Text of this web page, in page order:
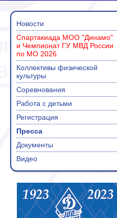
Новости
Спартакиада МОО "Динамо"
и Чемпионат ГУ МВД России
по МО 2026
Коллективы физической
культуры
Соревнования
Работа с детьми
Регистрация
Пресса
Документы
Видео